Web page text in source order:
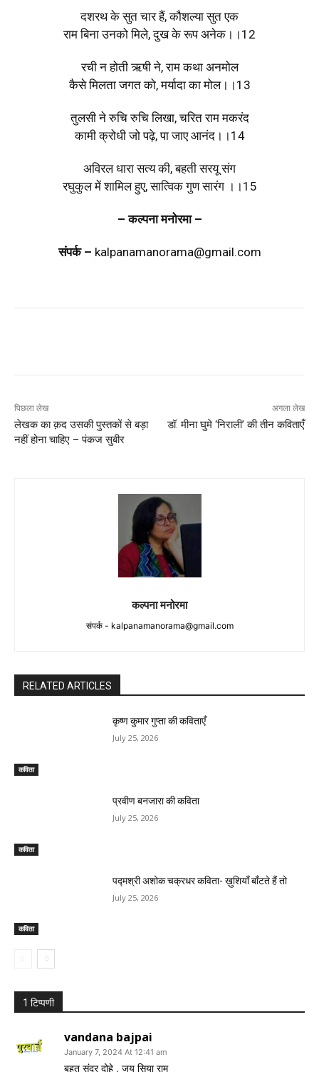
दशरथ के सुत चार हैं, कौशल्या सुत एक
राम बिना उनको मिले, दुख के रूप अनेक।।12
रची न होती ऋषी ने, राम कथा अनमोल
कैसे मिलता जगत को, मर्यादा का मोल।।13
तुलसी ने रुचि रुचि लिखा, चरित राम मकरंद
कामी क्रोधी जो पढ़े, पा जाए आनंद।।14
अविरल धारा सत्य की, बहती सरयू संग
रघुकुल में शामिल हुए, सात्विक गुण सारंग ।।15
– कल्पना मनोरमा –
संपर्क – kalpanamanorama@gmail.com
पिछला लेख
लेखक का क़द उसकी पुस्तकों से बड़ा
नहीं होना चाहिए – पंकज सुबीर
अगला लेख
डॉ. मीना घुमे ‘निराली’ की तीन कविताएँ
कल्पना मनोरमा
संपर्क - kalpanamanorama@gmail.com
RELATED ARTICLES
कविता
कृष्ण कुमार गुप्ता की कविताएँ
July 25, 2026
कविता
प्रवीण बनजारा की कविता
July 25, 2026
कविता
पद्मश्री अशोक चक्रधर कविता- ख़ुशियाँ बाँटते हैं तो
July 25, 2026
1 टिप्पणी
vandana bajpai
January 7, 2024 At 12:41 am
बहुत सुंदर दोहे , जय सिया राम